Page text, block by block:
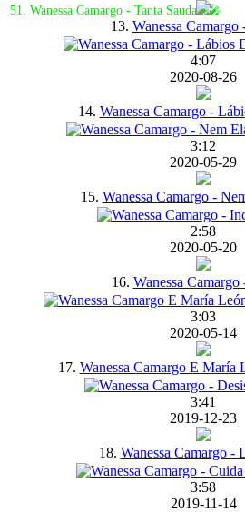
51. Wanessa Camargo - Tanta Saudade🎤
13. Wanessa Camargo
4:07
2020-08-26
14. Wanessa Camargo -
3:12
2020-05-29
15. Wanessa Camargo -
2:58
2020-05-20
16. Wanessa Camargo
3:03
2020-05-14
17. Wanessa Camargo E María
3:41
2019-12-23
18. Wanessa Camargo -
3:58
2019-11-14